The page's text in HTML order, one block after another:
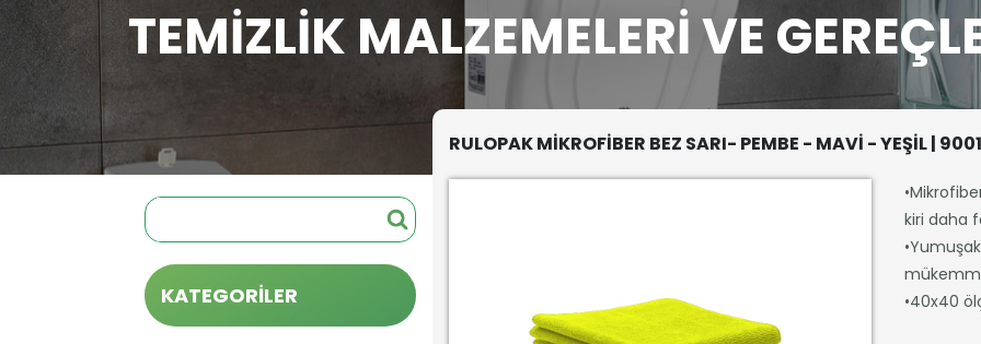
TEMIZLIK MALZEMELERI VE
KATEGORİLER
RULOPAK MİKROFİBER BEZ SARI- PEMBE - MAVİ - YEŞİL |
kiri daha
•40x40